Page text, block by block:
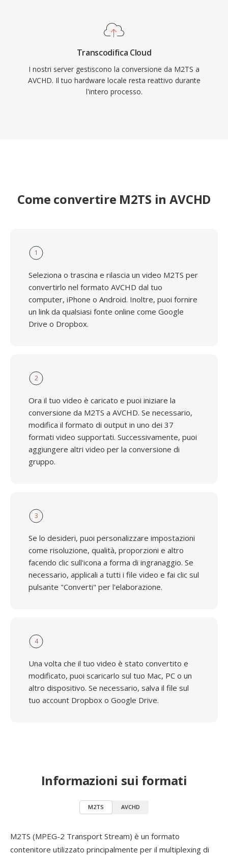
Transcodifica Cloud
I nostri server gestiscono la conversione da M2TS a
AVCHD. Il tuo hardware locale resta reattivo durante
l'intero processo.
Come convertire M2TS in AVCHD
1
Seleziona o trascina e rilascia un video M2TS per
convertirlo nel formato AVCHD dal tuo
computer, iPhone o Android. Inoltre, puoi fornire
un link da qualsiasi fonte online come Google
Drive o Dropbox.
2
Ora il tuo video è caricato e puoi iniziare la
conversione da M2TS a AVCHD. Se necessario,
modifica il formato di output in uno dei 37
formati video supportati. Successivamente, puoi
aggiungere altri video per la conversione di
gruppo.
3
Se lo desideri, puoi personalizzare impostazioni
come risoluzione, qualità, proporzioni e altro
facendo clic sull'icona a forma di ingranaggio. Se
necessario, applicali a tutti i file video e fai clic sul
pulsante "Converti" per l'elaborazione.
4
Una volta che il tuo video è stato convertito e
modificato, puoi scaricarlo sul tuo Mac, PC o un
altro dispositivo. Se necessario, salva il file sul
tuo account Dropbox o Google Drive.
Informazioni sui formati
M2TS AVCHD
M2TS (MPEG-2 Transport Stream) è un formato
contenitore utilizzato principalmente per il multiplexing di